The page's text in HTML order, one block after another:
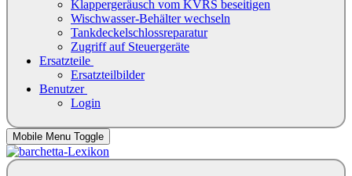
Klappergeräusch vom KVRS beseitigen
Wischwasser-Behälter wechseln
Tankdeckelschlossreparatur
Zugriff auf Steuergeräte
Ersatzteile
Ersatzteilbilder
Benutzer
Login
Mobile Menu Toggle